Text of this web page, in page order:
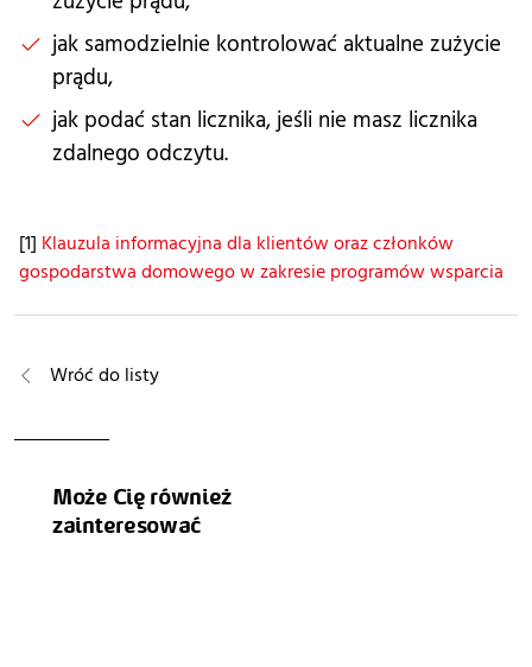
jak samodzielnie kontrolować aktualne zużycie
prądu,
jak podać stan licznika, jeśli nie masz licznika
zdalnego odczytu.
[1] Klauzula informacyjna dla klientów oraz członków
gospodarstwa domowego w zakresie programów wsparcia
Wróć do listy
Może Cię również
zainteresować